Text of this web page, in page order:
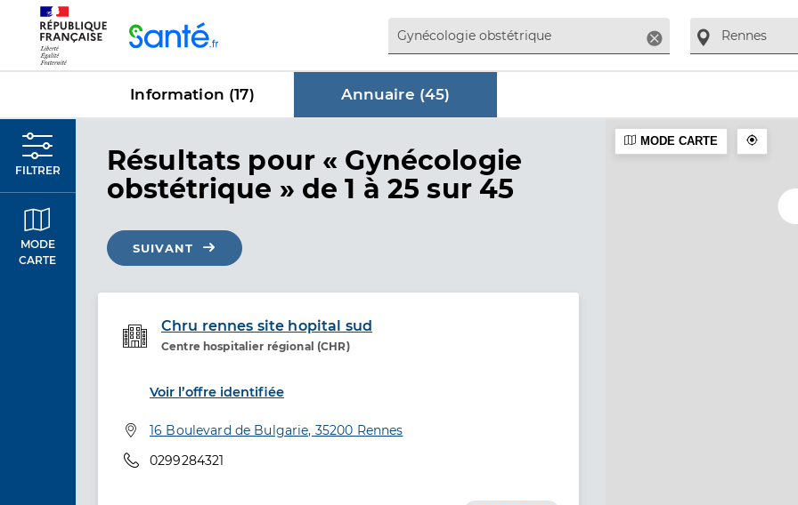
Supprimer
Information (17) Annuaire (45)
FILTRER
MODE
CARTE
Résultats dans Annuaire
pour « Gynécologie
obstétrique » de 1 à 25 sur 45
SUIVANT
Chru rennes site hopital sud
Centre hospitalier régional (CHR)
Etablissement de soins
Voir l’offre identifiée
Adresse
16 Boulevard de Bulgarie, 35200 Rennes
Téléphone
0299284321
MODE CARTE
Panneau de gestion des cookies